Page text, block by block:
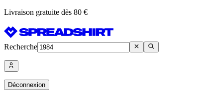
Livraison gratuite dès 80 €
Recherche
Déconnexion